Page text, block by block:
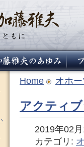
Home オホ
アクティ
2019年02
カテゴリ: